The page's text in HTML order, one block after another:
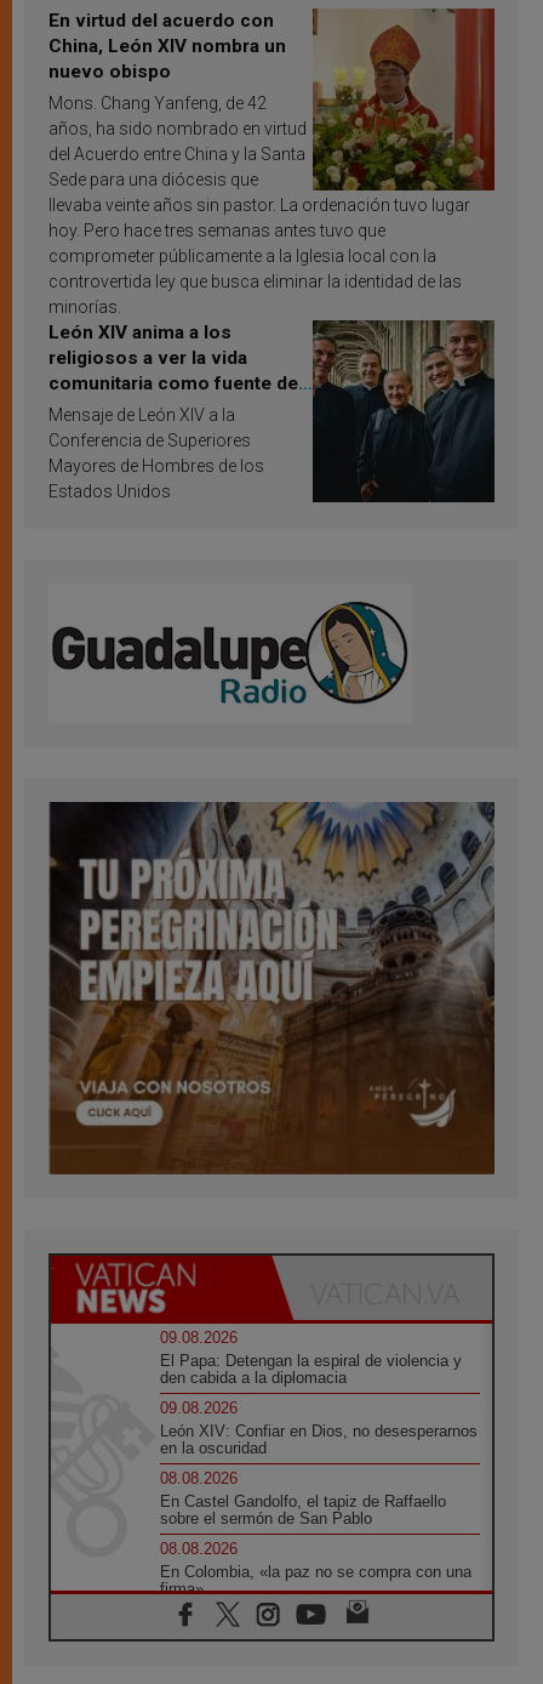
En virtud del acuerdo con
China, León XIV nombra un
nuevo obispo
Mons. Chang Yanfeng, de 42
años, ha sido nombrado en virtud
del Acuerdo entre China y la Santa
Sede para una diócesis que
llevaba veinte años sin pastor. La ordenación tuvo lugar
hoy. Pero hace tres semanas antes tuvo que
comprometer públicamente a la Iglesia local con la
controvertida ley que busca eliminar la identidad de las
minorías.
León XIV anima a los
religiosos a ver la vida
comunitaria como fuente de
inspiración y santificación
Mensaje de León XIV a la
Conferencia de Superiores
Mayores de Hombres de los
Estados Unidos
09.08.2026
El Papa: Detengan la espiral de violencia y
den cabida a la diplomacia
09.08.2026
León XIV: Confiar en Dios, no desesperarnos
en la oscuridad
08.08.2026
En Castel Gandolfo, el tapiz de Raffaello
sobre el sermón de San Pablo
08.08.2026
En Colombia, «la paz no se compra con una
firma»
08.08.2026
En Venezuela celebraron los 416 años del